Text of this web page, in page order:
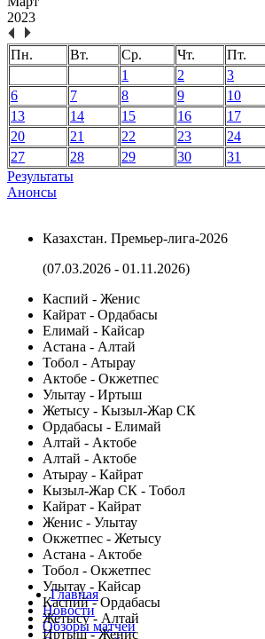
2023
Пн. Вт. Ср. Чт. Пт.
1
2 3
6
7 8 9 10
13
14 15 16 17
20
21 22 23 24
27
28 29 30
31
Результаты
Анонсы
Казахстан. Премьер-лига-2026
(07.03.2026 - 01.11.2026)
Каспий - Женис
Кайрат - Ордабасы
Елимай - Кайсар
Астана - Алтай
Тобол - Атырау
Актобе - Окжетпес
Улытау - Иртыш
Жетысу - Кызыл-Жар СК
Ордабасы - Елимай
Алтай - Актобе
Алтай - Актобе
Атырау - Кайрат
Кызыл-Жар СК - Тобол
Кайрат - Кайрат
Женис - Улытау
Окжетпес - Жетысу
Астана - Актобе
Тобол - Окжетпес
Улытау - Кайсар
Каспий - Ордабасы
Жетысу - Алтай
Иртыш - Женис
Главная
Новости
Обзоры матчей